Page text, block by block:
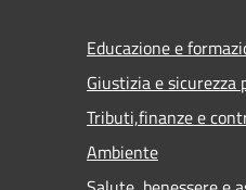
Educazione e
Giustizia e sicurezza
Tributi,finanze e
Ambiente